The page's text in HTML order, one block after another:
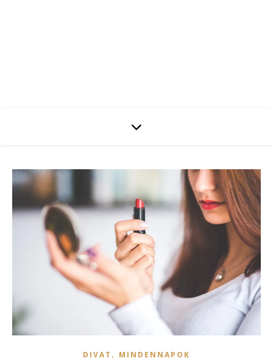
DIVAT , MINDENNAPOK